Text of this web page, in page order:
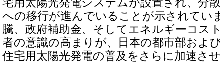
宅用太陽光発電システムが設置され、分
への移行が進んでいることが示されてい
騰、政府補助金、そしてエネルギーコス
者の意識の高まりが、日本の都市部およ
住宅用太陽光発電の普及をさらに加速さ